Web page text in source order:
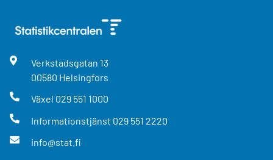
Verkstadsgatan 13
00580 Helsingfors
Växel 029 551 1000
Informationstjänst 029 551 2220
info@stat.fi